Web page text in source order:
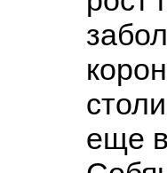
еще